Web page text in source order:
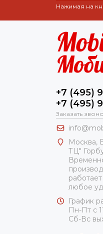
Нажимая на
+7 (495)
+7 (495)
Заказать
Москва,
ТЦ"
любое
График
Пн-Пт с
Сб-Вс